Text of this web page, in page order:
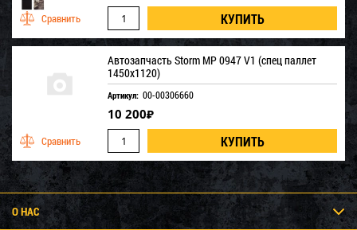
Автозапчасть Storm MP 0947 V1 (спец паллет
1450х1120)
Артикул: 00-00306660
10 200₽
О НАС